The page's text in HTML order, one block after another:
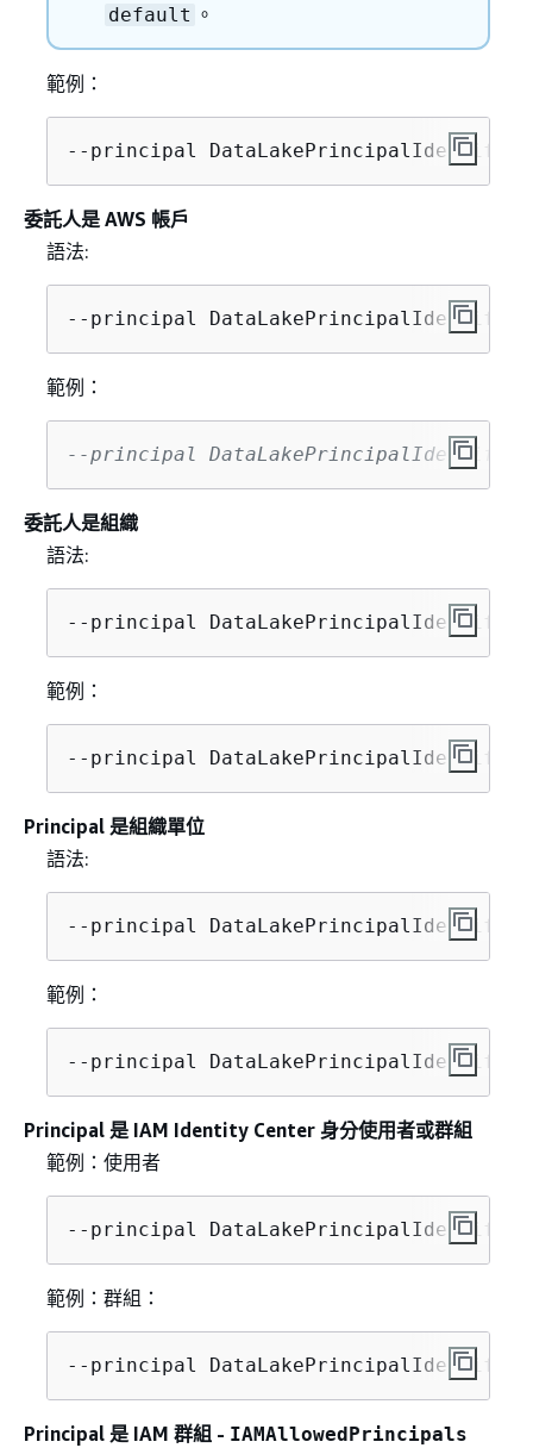
default 。
範例：
--principal
委託人是 AWS 帳戶
語法:
--principal
範例：
--principal
委託人是組織
語法:
--principal
範例：
--principal
Principal 是組織單位
語法:
--principal
範例：
--principal
Principal 是 IAM Identity Center 身分使用者或群組
範例：使用者
--principal
範例：群組：
--principal
Principal 是 IAM 群組 - IAMAllowedPrincipals